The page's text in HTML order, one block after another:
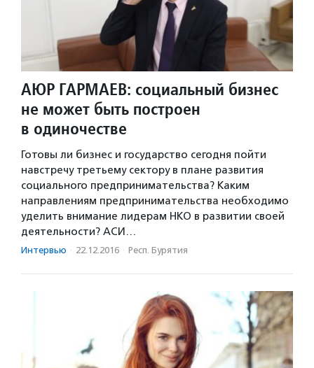
АЮР ГАРМАЕВ: социальный бизнес
не может быть построен
в одиночестве
Готовы ли бизнес и государство сегодня пойти
навстречу третьему сектору в плане развития
социального предпринимательства? Каким
направлениям предпринимательства необходимо
уделить внимание лидерам НКО в развитии своей
деятельности? АСИ…
Интервью · 22.12.2016 · Респ. Бурятия